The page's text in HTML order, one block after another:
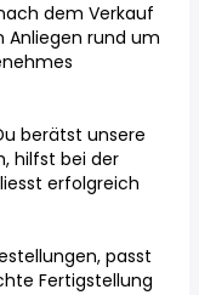
dem Verkauf
Anliegen rund um
berätst unsere
hilfst bei der
erfolgreich
passt
Fertigstellung